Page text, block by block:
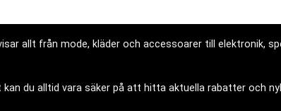
allt från mode, kläder och accessoarer till elektronik,
du alltid vara säker på att hitta aktuella rabatter och